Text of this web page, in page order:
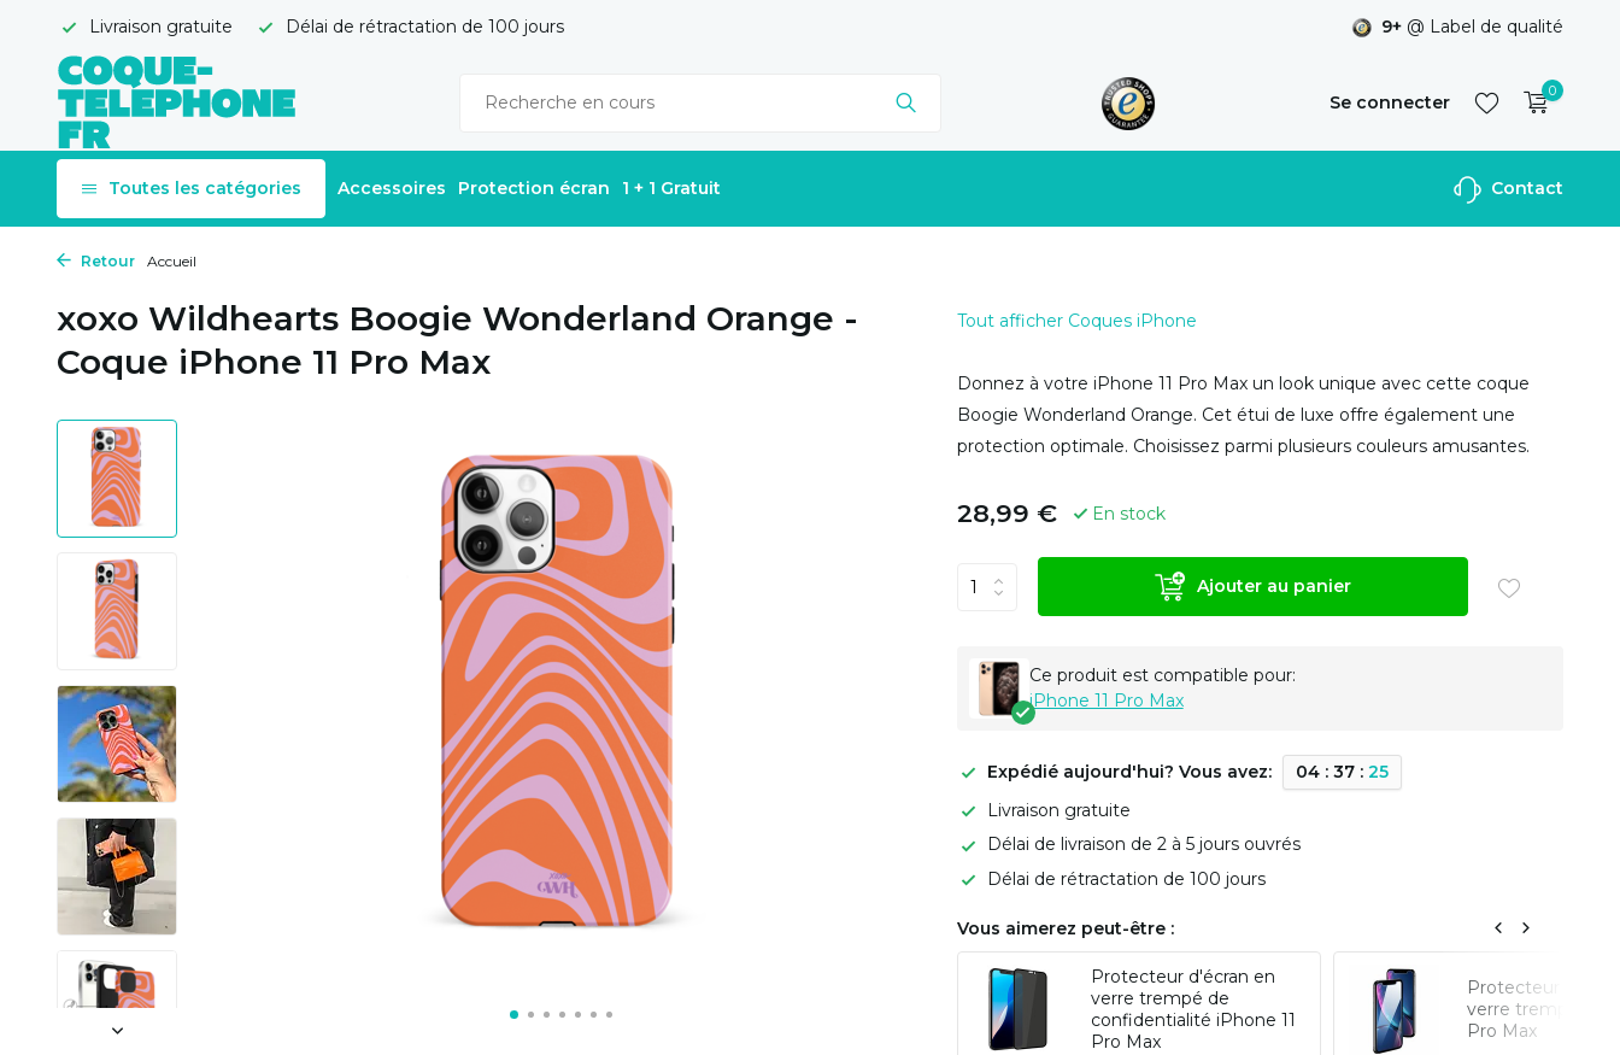
Livraison gratuite Délai de rétractation de 100 jours 9+ @ Label de qualité
Se connecter
S'inscrire
0
Toutes les catégories Accessoires Protection écran 1 + 1 Gratuit Contact
Retour Accueil
xoxo Wildhearts Boogie Wonderland Orange -
Coque iPhone 11 Pro Max
Tout afficher Coques iPhone
Donnez à votre iPhone 11 Pro Max un look unique avec cette coque
Boogie Wonderland Orange. Cet étui de luxe offre également une
protection optimale. Choisissez parmi plusieurs couleurs amusantes.
28,99 € En stock
Ajouter au panier
Ce produit est compatible pour:
iPhone 11 Pro Max
Expédié aujourd'hui? Vous avez: 04: 37: 24
Livraison gratuite
Délai de livraison de 2 à 5 jours ouvrés
Délai de rétractation de 100 jours
Vous aimerez peut-être :
Protecteur d'écran en
verre trempé de
confidentialité iPhone 11
Pro Max
Protecteur
verre trempé
Pro Max